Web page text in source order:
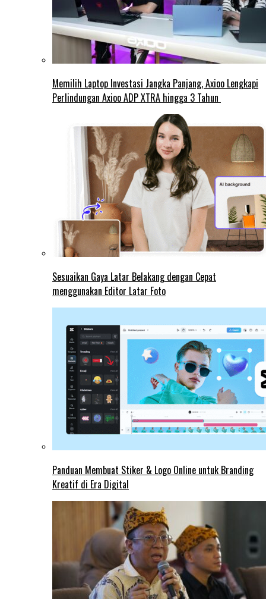
Memilih Laptop Investasi Jangka Panjang, Axioo Lengkapi
Perlindungan Axioo ADP XTRA hingga 3 Tahun
Sesuaikan Gaya Latar Belakang dengan Cepat
menggunakan Editor Latar Foto
Panduan Membuat Stiker & Logo Online untuk Branding
Kreatif di Era Digital